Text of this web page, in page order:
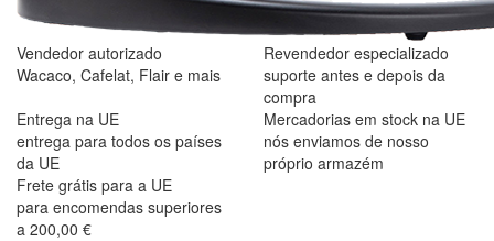
Vendedor autorizado
Wacaco, Cafelat, Flair e mais
Revendedor especializado
suporte antes e depois da
compra
Entrega na UE
entrega para todos os países
da UE
Mercadorias em stock na UE
nós enviamos de nosso
próprio armazém
Frete grátis para a UE
para encomendas superiores
a 200,00 €